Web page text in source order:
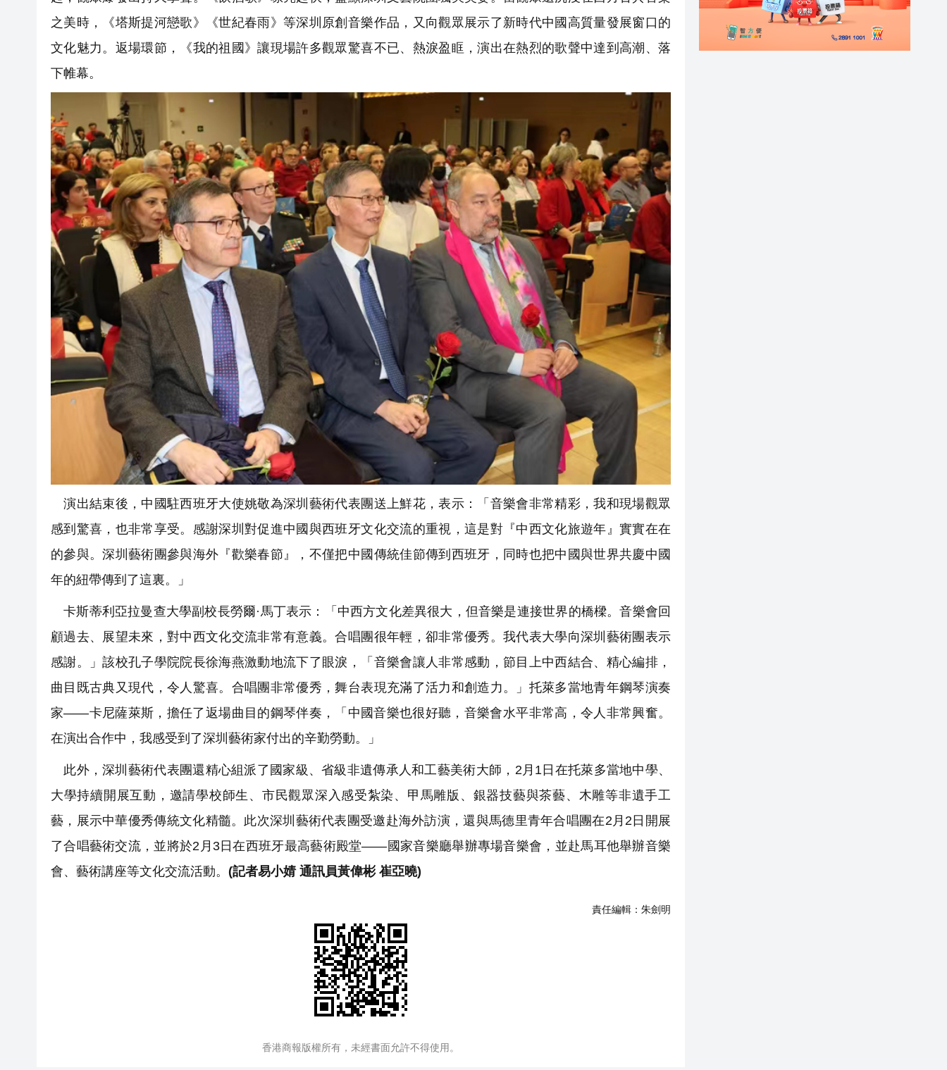
之美時，《塔斯提河戀歌》《世紀春雨》等深圳原創音樂作品，又向觀眾展示了新時代中國高質量發展窗口的
文化魅力。返場環節，《我的祖國》讓現場許多觀眾驚喜不已、熱淚盈眶，演出在熱烈的歌聲中達到高潮、落
下帷幕。
演出結束後，中國駐西班牙大使姚敬為深圳藝術代表團送上鮮花，表示：「音樂會非常精彩，我和現場觀眾
感到驚喜，也非常享受。感謝深圳對促進中國與西班牙文化交流的重視，這是對『中西文化旅遊年』實實在在
的參與。深圳藝術團參與海外『歡樂春節』，不僅把中國傳統佳節傳到西班牙，同時也把中國與世界共慶中國
年的紐帶傳到了這裏。」
卡斯蒂利亞拉曼查大學副校長勞爾·馬丁表示：「中西方文化差異很大，但音樂是連接世界的橋樑。音樂會回
顧過去、展望未來，對中西文化交流非常有意義。合唱團很年輕，卻非常優秀。我代表大學向深圳藝術團表示
感謝。」該校孔子學院院長徐海燕激動地流下了眼淚，「音樂會讓人非常感動，節目上中西結合、精心編排，
曲目既古典又現代，令人驚喜。合唱團非常優秀，舞台表現充滿了活力和創造力。」托萊多當地青年鋼琴演奏
家——卡尼薩萊斯，擔任了返場曲目的鋼琴伴奏，「中國音樂也很好聽，音樂會水平非常高，令人非常興奮。
在演出合作中，我感受到了深圳藝術家付出的辛勤勞動。」
此外，深圳藝術代表團還精心組派了國家級、省級非遺傳承人和工藝美術大師，2月1日在托萊多當地中學、
大學持續開展互動，邀請學校師生、市民觀眾深入感受紮染、甲馬雕版、銀器技藝與茶藝、木雕等非遺手工
藝，展示中華優秀傳統文化精髓。此次深圳藝術代表團受邀赴海外訪演，還與馬德里青年合唱團在2月2日開展
了合唱藝術交流，並將於2月3日在西班牙最高藝術殿堂——國家音樂廳舉辦專場音樂會，並赴馬耳他舉辦音樂
會、藝術講座等文化交流活動。 (記者易小婧 通訊員黃偉彬 崔亞曉)
責任編輯： 朱劍明
香港商報版權所有，未經書面允許不得使用。